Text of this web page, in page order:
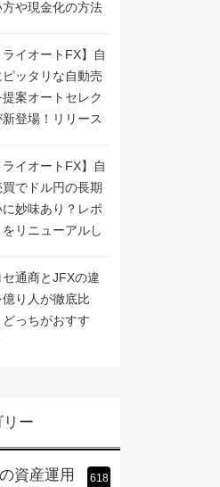
方や現金化の方法
ライオートFX】自
ピッタリな自動売
提案オートセレク
新登場！リリース
ライオートFX】自
でドル円の長期
に妙味あり？レポ
をリニューアルし
セ通商とJFXの違
億り人が徹底比
どっちがおすす
リー
資産運用 618